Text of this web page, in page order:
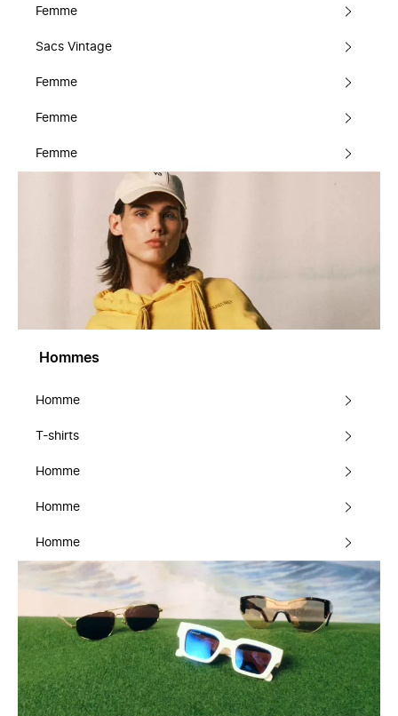
Femme
Sacs Vintage
Femme
Femme
Femme
Hommes
Homme
T-shirts
Homme
Homme
Homme